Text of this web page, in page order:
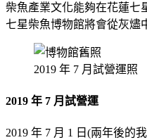
柴魚產業文化能夠在花蓮七
七星柴魚博物館將會從灰燼
2019 年 7 月試營運照
2019 年 7 月試營運
2019 年 7 月 1 日(兩年後的